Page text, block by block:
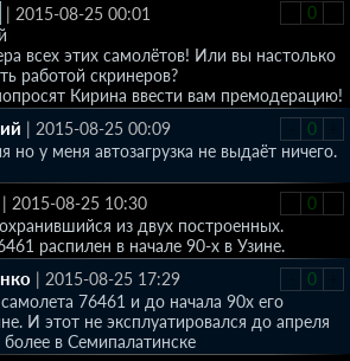
0
| 2015-08-25 00:01
всех этих самолётов! Или вы настолько
работой скринеров?
Кирина ввести вам премодерацию!
0
| 2015-08-25 00:09
у меня автозагрузка не выдаёт ничего.
0
| 2015-08-25 10:30
из двух построенных.
распилен в начале 90-х в Узине.
0
| 2015-08-25 17:29
76461 и до начала 90х его
И этот не эксплуатировался до апреля
в Семипалатинске